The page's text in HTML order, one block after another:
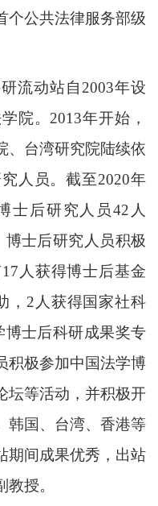
个公共法律服务部级
流动站自 2003年设
院。2013年开始，
、台湾研究院陆续依
人员。截至2020年
士后研究人员42 人
士后研究人员积极
7 人获得博士后基金
， 2人获得国家社科
博士后科研成果奖专
积极参加中国法学博
坛等活动，并积极开
韩国、台湾、香港等
期间成果优秀，出站
授。